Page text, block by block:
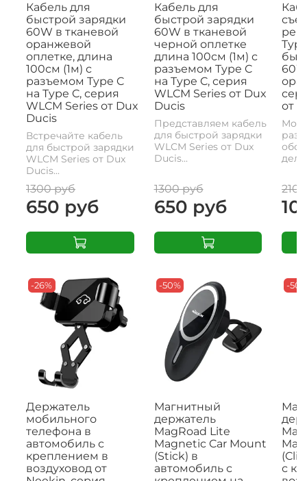
Кабель для
быстрой зарядки
60W в тканевой
оранжевой
оплетке, длина
100см (1м) с
разъемом Type C
на Type C, серия
WLCM Series от Dux
Ducis
Встречайте кабель
для быстрой зарядки
WLCM Series от Dux
Ducis...
1300 руб
650 руб
Кабель для
быстрой зарядки
60W в тканевой
черной оплетке
длина 100см (1м) с
разъемом Type C
на Type C, серия
WLCM Series от Dux
Ducis
Представляем кабель
для быстрой зарядки
WLCM Series от Dux
Ducis...
1300 руб
650 руб
от
-26%
Держатель
мобильного
телефона в
автомобиль с
креплением в
воздуховод от
-50%
Магнитный
держатель
MagRoad Lite
Magnetic Car Mount
(Stick) в
автомобиль с
-
с